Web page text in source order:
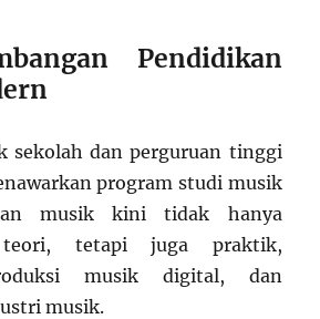
Pendidikan
sekolah dan perguruan tinggi
program studi musik
musik kini tidak hanya
teori, tetapi juga praktik,
musik digital, dan
musik.